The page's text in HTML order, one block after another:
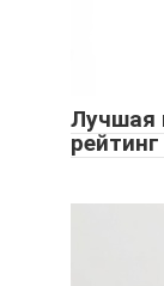
Лучшая